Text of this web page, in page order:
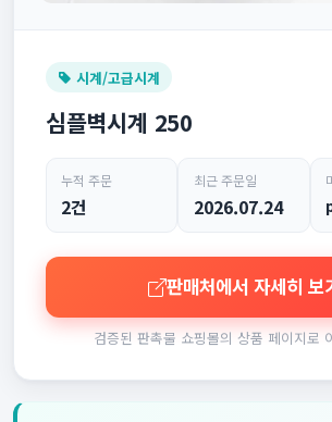
시계/고급시계
심플벽시계 250
누적 주문
2건
최근 주문일
2026.07.24
판매처에서 자세히 보
검증된 판촉물 쇼핑몰의 상품 페이지로